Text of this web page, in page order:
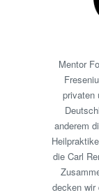
Mentor
privaten
anderem
die Carl
decken wir